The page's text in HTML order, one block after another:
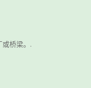
桥梁。.